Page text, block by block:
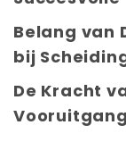
Belang van
bij
De Kracht
Vooruitgang